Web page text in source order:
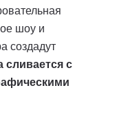
шоу и
создадут
сливается с